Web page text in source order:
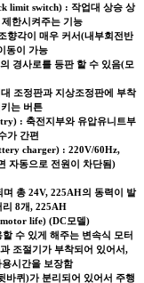
limit switch) : 작업대 상승 상
한시켜주는 기능
향각이 매우 커서(내부회전반
동이 가능
경사로를 등판 할 수 있음(모
조정판과 지상조정판에 부착
는 버튼
: 축전지부와 유압유니트부
가 간편
charger) : 220V/60Hz,
자동으로 전원이 차단됨)
총 24V, 225AH의 동력이 발
8개, 225AH
life) (DC모델)
수 있게 해주는 변속식 모터
조절기가 부착되어 있어서,
시간을 보장함
바퀴)가 분리되어 있어서 주행